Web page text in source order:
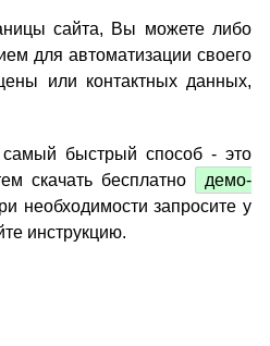
сайта, Вы можете либо
для автоматизации своего
или контактных данных,
быстрый способ - это
скачать бесплатно
демо-
необходимости запросите у
инструкцию.